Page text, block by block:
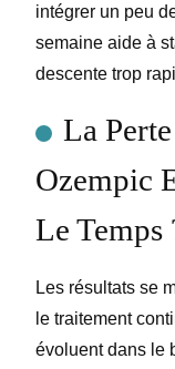
intégrer un peu
semaine aide à
descente trop
La
Ozempic
Le Temps
Les résultats se
le traitement
évoluent dans le